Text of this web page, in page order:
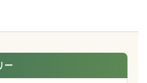
ー